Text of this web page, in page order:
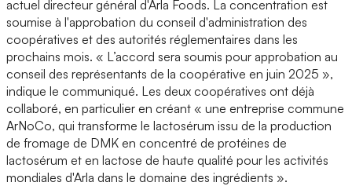
actuel directeur général d'Arla Foods. La concentration est
soumise à l'approbation du conseil d'administration des
coopératives et des autorités réglementaires dans les
prochains mois. « L’accord sera soumis pour approbation au
conseil des représentants de la coopérative en juin 2025 »,
indique le communiqué. Les deux coopératives ont déjà
collaboré, en particulier en créant « une entreprise commune
ArNoCo, qui transforme le lactosérum issu de la production
de fromage de DMK en concentré de protéines de
lactosérum et en lactose de haute qualité pour les activités
mondiales d'Arla dans le domaine des ingrédients ».